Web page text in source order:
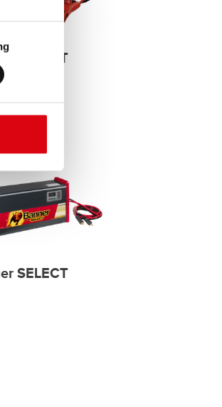
SELECT
SELECT